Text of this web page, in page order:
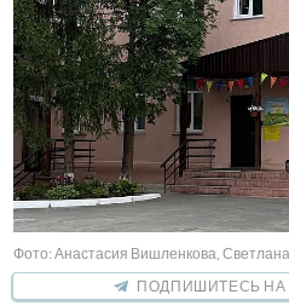
Фото: Анастасия Вишленкова,
ПОДПИШИТЕСЬ НА